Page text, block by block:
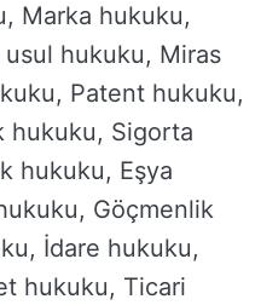
Marka hukuku,
hukuku, Miras
Patent hukuku,
hukuku, Sigorta
hukuku, Eşya
Göçmenlik
İdare hukuku,
hukuku, Ticari